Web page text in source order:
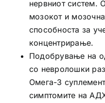
нервниот систем.
мозокот и
способноста за
концентрирање.
Подобрување на
со невролошки
Омега-3
симптомите на